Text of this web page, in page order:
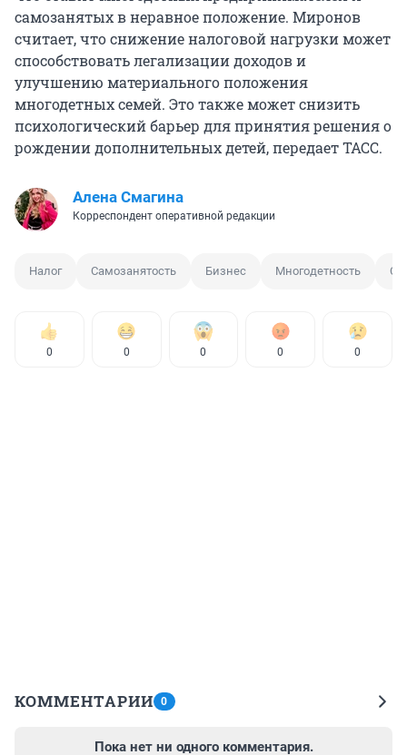
самозанятых в неравное положение. Миронов
считает, что снижение налоговой нагрузки может
способствовать легализации доходов и
улучшению материального положения
многодетных семей. Это также может снизить
психологический барьер для принятия решения о
рождении дополнительных детей, передает ТАСС.
Алена Смагина
Корреспондент оперативной редакции
Налог Самозанятость Бизнес Многодетность
0 0 0 0 0
КОММЕНТАРИИ 0
Пока нет ни одного комментария.